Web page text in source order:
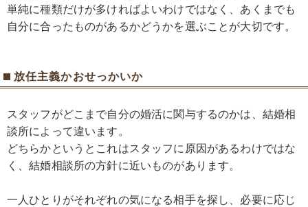
単純に種類だけが多ければよいわけではなく、あくまでも
自分に合ったものがあるかどうかを選ぶことが大切です。
放任主義かおせっかいか
スタッフがどこまで自分の婚活に関与するのかは、結婚相
談所によって違います。
どちらかというとこれはスタッフに原因があるわけではな
く、結婚相談所の方針に近いものがあります。
一人ひとりがそれぞれの気になる相手を探し、必要に応じ